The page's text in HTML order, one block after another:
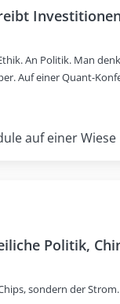
An Politik. Man
Auf einer Quant-
Politik,
sondern der